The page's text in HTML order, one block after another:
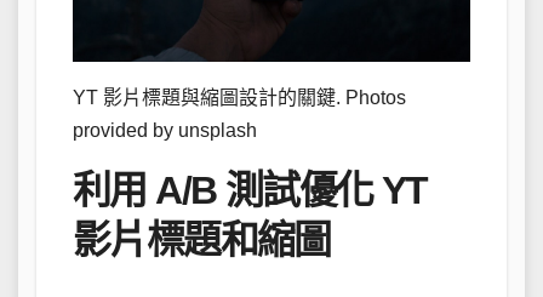
YT 影片標題與縮圖設計的關鍵. Photos
provided by unsplash
利用 A/B 測試優化 YT
影片標題和縮圖